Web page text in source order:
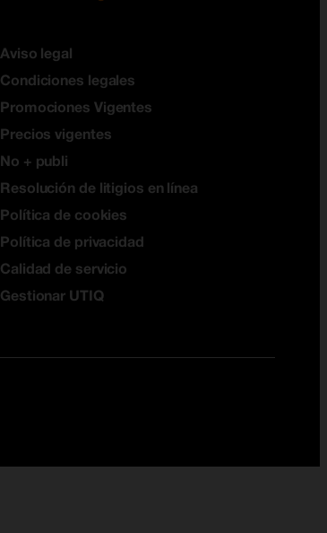
Aviso legal
Condiciones legales
Promociones Vigentes
Precios vigentes
No + publi
Resolución de litigios en línea
Política de cookies
Política de privacidad
Calidad de servicio
Gestionar UTIQ